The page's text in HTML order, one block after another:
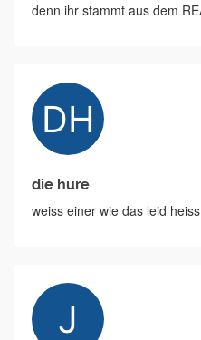
denn ihr stammt aus dem
die hure
weiss einer wie das leid